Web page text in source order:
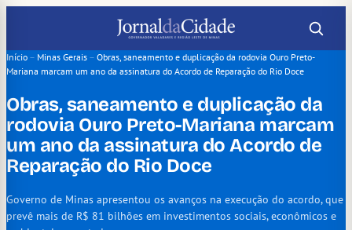
o
conteúdo
Início – Minas Gerais – Obras, saneamento e duplicação da rodovia Ouro Preto-
Mariana marcam um ano da assinatura do Acordo de Reparação do Rio Doce
Obras, saneamento e duplicação da
rodovia Ouro Preto-Mariana marcam
um ano da assinatura do Acordo de
Reparação do Rio Doce
Governo de Minas apresentou os avanços na execução do acordo, que
prevê mais de R$ 81 bilhões em investimentos sociais, econômicos e